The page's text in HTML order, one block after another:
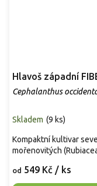
Hlavoš západní
Cephalanthus
Skladem (9 ks)
od 549 Kč / ks
Kompaktní kultivar
mořenovitých